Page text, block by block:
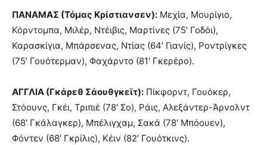
ΠΑΝΑΜΑΣ (Τόμας Κρίστιανσεν): Μεχία, Μουρίγιο,
Κόρντομπα, Μιλέρ, Ντέιβις, Μαρτίνες (75′ Γοδόι),
Καρασκίγια, Μπάρσενας, Ντίας (64′ Γιανίς), Ροντρίγκες
(75′ Γουότερμαν), Φαχάρντο (81′ Γκερέρο).
ΑΓΓΛΙΑ (Γκάρεθ Σάουθγκεϊτ): Πίκφορντ, Γουόκερ,
Στόουνς, Γκέι, Τριπιέ (78′ Σο), Ράις, Αλεξάντερ-Άρνολντ
(68′ Γκάλαγκερ), Μπέλιγχαμ, Σακά (78′ Μπόουεν),
Φόντεν (68′ Γκρίλις), Κέιν (82′ Γουότκινς).